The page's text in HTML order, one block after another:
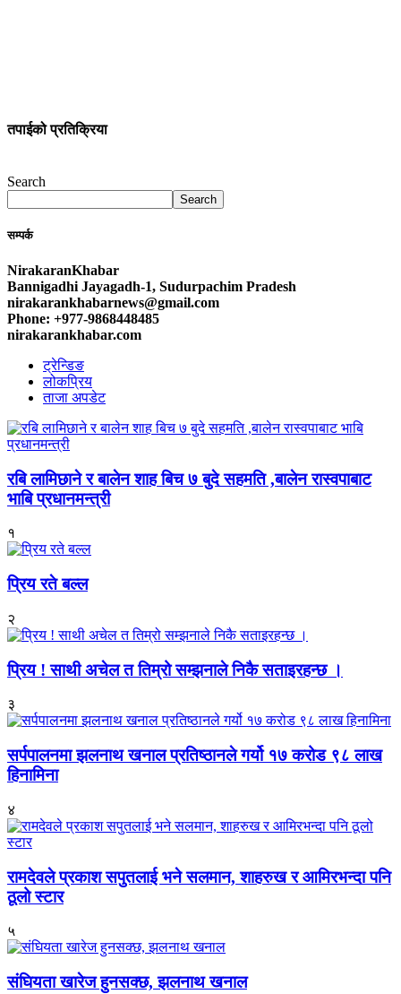
तपाईको प्रतिक्रिया
Search
Search
सम्पर्क
NirakaranKhabar
Bannigadhi Jayagadh-1, Sudurpachim Pradesh
nirakarankhabarnews@gmail.com
Phone: +977-9868448485
nirakarankhabar.com
ट्रेन्डिङ
लोकप्रिय
ताजा अपडेट
रबि लामिछाने र बालेन शाह बिच ७ बुदे सहमति ,बालेन रास्वपाबाट
भाबि प्रधानमन्त्री
१
प्रिय रते बल्ल
२
प्रिय ! साथी अचेल त तिम्रो सम्झनाले निकै सताइरहन्छ ।
३
सर्पपालनमा झलनाथ खनाल प्रतिष्ठानले गर्यो १७ करोड ९८ लाख
हिनामिना
४
रामदेवले प्रकाश सपुतलाई भने सलमान, शाहरुख र आमिरभन्दा पनि
ठूलो स्टार
५
संघियता खारेज हुनसक्छ, झलनाथ खनाल